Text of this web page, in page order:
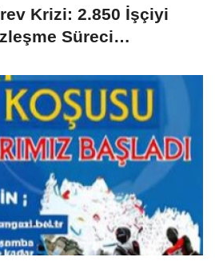
Krizi: 2.850 İşçiyi
Süreci